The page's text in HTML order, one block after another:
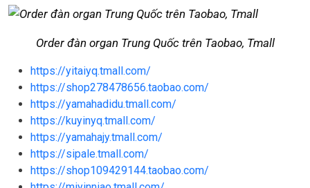
Order đàn organ Trung Quốc trên Taobao, Tmall
https://yitaiyq.tmall.com/
https://shop278478656.taobao.com/
https://yamahadidu.tmall.com/
https://kuyinyq.tmall.com/
https://yamahajy.tmall.com/
https://sipale.tmall.com/
https://shop109429144.taobao.com/